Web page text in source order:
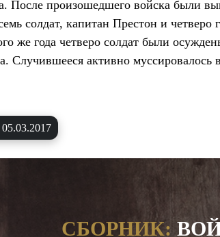
После произошедшего войска были
солдат, капитан Престон и
же года четверо солдат были
Случившееся активно муссировалось
05.03.2017
СБОРНИК: